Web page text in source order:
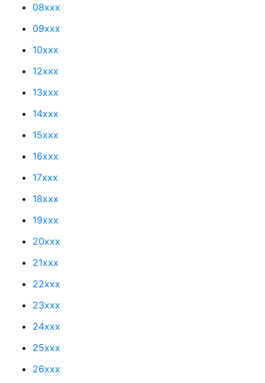
08xxx
09xxx
10xxx
12xxx
13xxx
14xxx
15xxx
16xxx
17xxx
18xxx
19xxx
20xxx
21xxx
22xxx
23xxx
24xxx
25xxx
26xxx